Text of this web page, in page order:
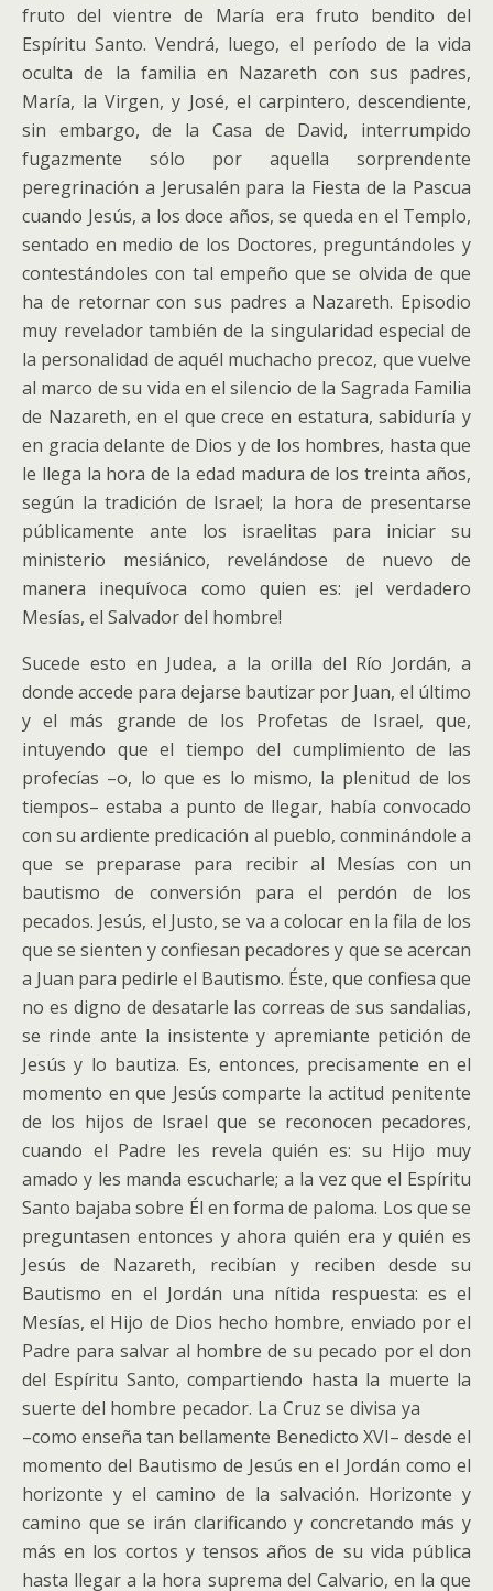
fruto del vientre de María era fruto bendito del
Espíritu Santo. Vendrá, luego, el período de la vida
oculta de la familia en Nazareth con sus padres,
María, la Virgen, y José, el carpintero, descendiente,
sin embargo, de la Casa de David, interrumpido
fugazmente sólo por aquella sorprendente
peregrinación a Jerusalén para la Fiesta de la Pascua
cuando Jesús, a los doce años, se queda en el Templo,
sentado en medio de los Doctores, preguntándoles y
contestándoles con tal empeño que se olvida de que
ha de retornar con sus padres a Nazareth. Episodio
muy revelador también de la singularidad especial de
la personalidad de aquél muchacho precoz, que vuelve
al marco de su vida en el silencio de la Sagrada Familia
de Nazareth, en el que crece en estatura, sabiduría y
en gracia delante de Dios y de los hombres, hasta que
le llega la hora de la edad madura de los treinta años,
según la tradición de Israel; la hora de presentarse
públicamente ante los israelitas para iniciar su
ministerio mesiánico, revelándose de nuevo de
manera inequívoca como quien es: ¡el verdadero
Mesías, el Salvador del hombre!
Sucede esto en Judea, a la orilla del Río Jordán, a
donde accede para dejarse bautizar por Juan, el último
y el más grande de los Profetas de Israel, que,
intuyendo que el tiempo del cumplimiento de las
profecías –o, lo que es lo mismo, la plenitud de los
tiempos– estaba a punto de llegar, había convocado
con su ardiente predicación al pueblo, conminándole a
que se preparase para recibir al Mesías con un
bautismo de conversión para el perdón de los
pecados. Jesús, el Justo, se va a colocar en la fila de los
que se sienten y confiesan pecadores y que se acercan
a Juan para pedirle el Bautismo. Éste, que confiesa que
no es digno de desatarle las correas de sus sandalias,
se rinde ante la insistente y apremiante petición de
Jesús y lo bautiza. Es, entonces, precisamente en el
momento en que Jesús comparte la actitud penitente
de los hijos de Israel que se reconocen pecadores,
cuando el Padre les revela quién es: su Hijo muy
amado y les manda escucharle; a la vez que el Espíritu
Santo bajaba sobre Él en forma de paloma. Los que se
preguntasen entonces y ahora quién era y quién es
Jesús de Nazareth, recibían y reciben desde su
Bautismo en el Jordán una nítida respuesta: es el
Mesías, el Hijo de Dios hecho hombre, enviado por el
Padre para salvar al hombre de su pecado por el don
del Espíritu Santo, compartiendo hasta la muerte la
suerte del hombre pecador. La Cruz se divisa ya
–como enseña tan bellamente Benedicto XVI– desde el
momento del Bautismo de Jesús en el Jordán como el
horizonte y el camino de la salvación. Horizonte y
camino que se irán clarificando y concretando más y
más en los cortos y tensos años de su vida pública
hasta llegar a la hora suprema del Calvario, en la que